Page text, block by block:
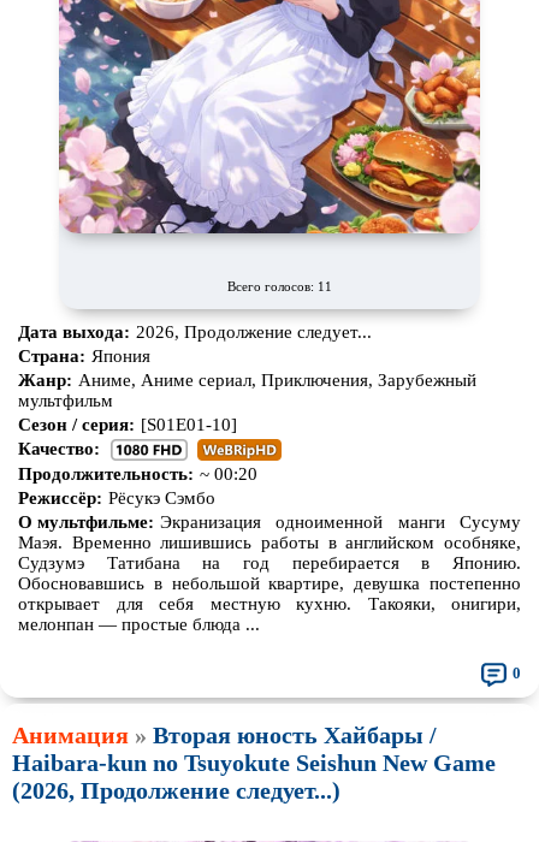
Всего голосов: 11
Дата выхода: 2026, Продолжение следует...
Страна: Япония
Жанр: Аниме, Аниме сериал, Приключения, Зарубежный
мультфильм
Сезон / серия: [S01E01-10]
Качество:
Продолжительность: ~ 00:20
Режиссёр: Рёсукэ Сэмбо
О мультфильме: Экранизация одноименной манги Сусуму
Маэя. Временно лишившись работы в английском особняке,
Судзумэ Татибана на год перебирается в Японию.
Обосновавшись в небольшой квартире, девушка постепенно
открывает для себя местную кухню. Такояки, онигири,
мелонпан — простые блюда ...
0
Анимация » Вторая юность Хайбары /
Haibara-kun no Tsuyokute Seishun New Game
(2026, Продолжение следует...)